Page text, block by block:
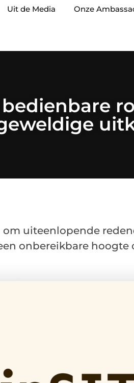
Uit de Media Onze
uiteenlopende
onbereikbare hoogte